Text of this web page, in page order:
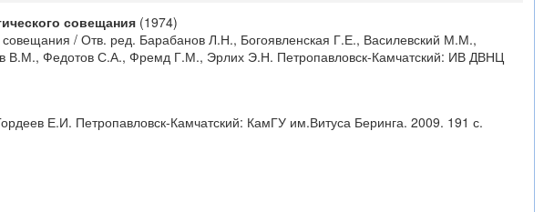
совещания (1974)
совещания / Отв. ред. Барабанов Л.Н., Богоявленская Г.Е., Василевский М.М.,
Федотов С.А., Фремд Г.М., Эрлих Э.Н. Петропавловск-Камчатский: ИВ ДВНЦ
Е.И. Петропавловск-Камчатский: КамГУ им.Витуса Беринга. 2009. 191 с.